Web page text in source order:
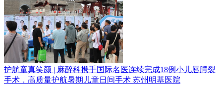
护航童真笑颜 | 麻醉科携手国际名医连续完成18例小儿唇腭裂
手术，高质量护航暑期儿童日间手术 苏州明基医院